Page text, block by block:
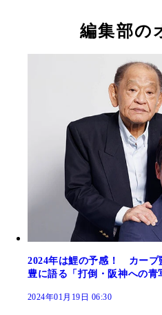
編集部の
2024年は鯉の予感！ カープ
豊に語る「打倒・阪神への青
2024年01月19日 06:30